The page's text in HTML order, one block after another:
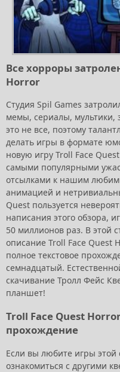
Все хорроры
Horror
Студия Spil Games
мемы, сериалы, мультики,
это не все, поэтому
делать игры в формате
новую игру Troll Face
самыми популярными
отсылками к нашим
анимацией и
Quest пользуется
написания этого обзора,
50 миллионов раз. В этой
описание Troll Face Quest
полное текстовое
семнадцатый.
скачивание Тролл Фейс
планшет!
Troll Face Quest
прохождение
Если вы любите игры
ознакомиться с другими